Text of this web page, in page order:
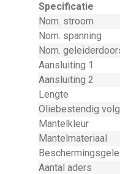
Specificatie
Nom. stroom
Nom. spanning
Nom.
Aansluiting 1
Aansluiting 2
Lengte
Oliebestendig
Mantelkleur
Mantelmateriaal
Aantal aders